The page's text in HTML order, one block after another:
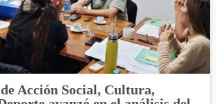
Acción Social, Cultura,